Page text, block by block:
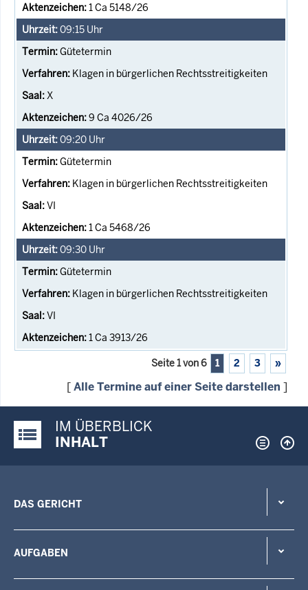
1 Ca 5148/26
09:15 Uhr
Gütetermin
Klagen in bürgerlichen Rechtsstreitigkeiten
X
9 Ca 4026/26
09:20 Uhr
Gütetermin
Klagen in bürgerlichen Rechtsstreitigkeiten
VI
1 Ca 5468/26
09:30 Uhr
Gütetermin
Klagen in bürgerlichen Rechtsstreitigkeiten
VI
1 Ca 3913/26
Seite 1 von 6 1 2 3 »
[Alle Termine auf einer Seite darstellen ]
Justiz-Portal im Überblick:
IM ÜBERBLICK
INHALT
DAS GERICHT
AUFGABEN